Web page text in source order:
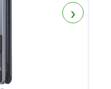
›